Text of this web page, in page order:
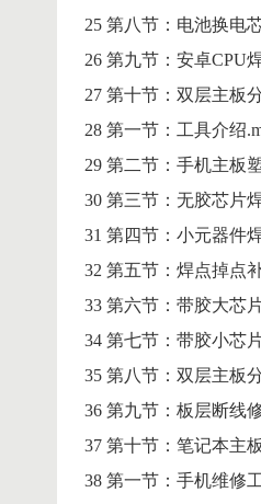
25 第八节：电池换电
26 第九节：安卓CPU
27 第十节：双层主板
28 第一节：工具介绍
29 第二节：手机主板
30 第三节：无胶芯片
31 第四节：小元器件
32 第五节：焊点掉点
33 第六节：带胶大芯
34 第七节：带胶小芯
35 第八节：双层主板
36 第九节：板层断线
37 第十节：笔记本主
38 第一节：手机维修